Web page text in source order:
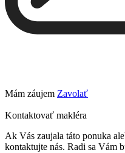
Mám záujem Zavolať
Kontaktovať makléra
Ak Vás zaujala táto ponuka
kontaktujte nás. Radi sa Vám